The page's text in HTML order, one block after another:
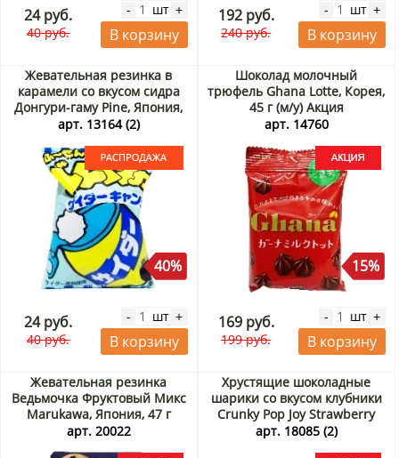
24 руб.
40 руб.
- шт +
В корзину
192 руб.
240 руб.
- шт +
В корзину
Жевательная резинка в
карамели со вкусом сидра
Донгури-гаму Pine, Япония,
6 г. Срок до 11.09.2026.
арт. 13164 (2)
40%
24 руб.
40 руб.
- шт +
В корзину
Шоколад молочный
трюфель Ghana Lotte, Корея,
45 г (м/у) Акция
арт. 14760
15%
169 руб.
199 руб.
- шт +
В корзину
Жевательная резинка
Ведьмочка Фруктовый Микс
Marukawa, Япония, 47 г
Акция
арт. 20022
Хрустящие шоколадные
шарики со вкусом клубники
Crunky Pop Joy Strawberry
Lotte, Япония, 32 г Акция
арт. 18085 (2)